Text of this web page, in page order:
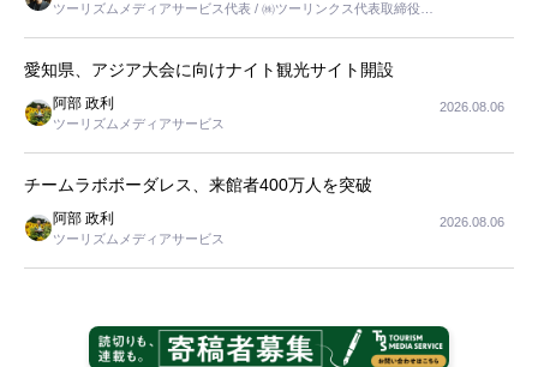
ツーリズムメディアサービス代表 / ㈱ツーリンクス代表取締役社
愛知県、アジア大会に向けナイト観光サイト開設
阿部 政利
ツーリズムメディアサービス
2026.08.06
チームラボボーダレス、来館者400万人を突破
阿部 政利
ツーリズムメディアサービス
2026.08.06